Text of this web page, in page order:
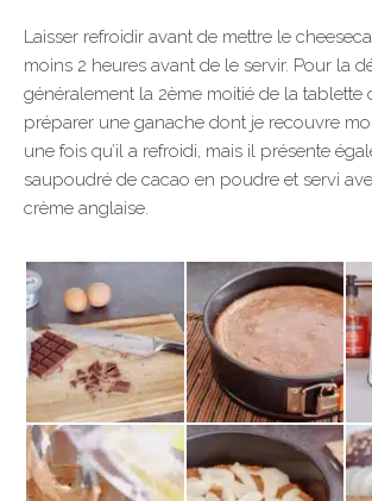
Laisser refroidir avant de mettre le
moins 2 heures avant de le servir. Pour la
généralement la 2ème moitié de la
préparer une ganache dont je recouvre
une fois qu’il a refroidi, mais il présente
saupoudré de cacao en poudre et servi
crème anglaise.